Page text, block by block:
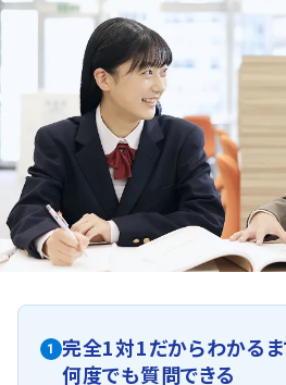
1
完全1対1だからわかる
何度でも質問できる